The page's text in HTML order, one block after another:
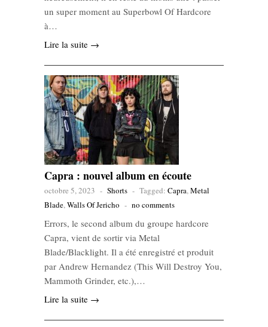
un super moment au Superbowl Of Hardcore
à…
Lire la suite →
Capra : nouvel album en écoute
octobre 5, 2023 - Shorts - Tagged: Capra,Metal
Blade,Walls Of Jericho - no comments
Errors, le second album du groupe hardcore
Capra, vient de sortir via Metal
Blade/Blacklight. Il a été enregistré et produit
par Andrew Hernandez (This Will Destroy You,
Mammoth Grinder, etc.),…
Lire la suite →